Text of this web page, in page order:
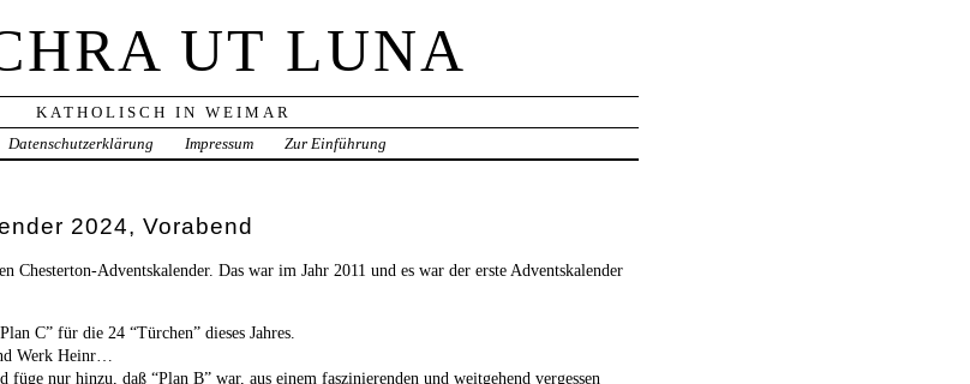
UT LUNA
KATHOLISCH IN WEIMAR
Datenschutzerklärung Impressum Zur Einführung
2024, Vorabend
Chesterton-Adventskalender. Das war im Jahr 2011 und es war der erste Adventskalender
C” für die 24 “Türchen” dieses Jahres.
Werk Heinr…
nur hinzu, daß “Plan B” war, aus einem faszinierenden und weitgehend vergessen